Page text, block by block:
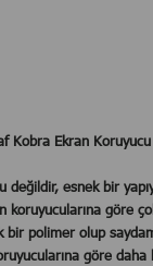
Kobra Ekran Koruyucu
değildir, esnek bir
koruyucularına göre
bir polimer olup
göre